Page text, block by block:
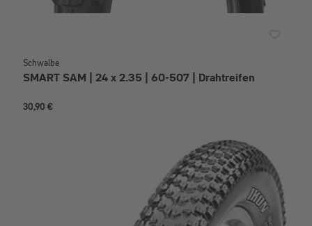
Schwalbe
SMART SAM | 24 x 2.35 | 60-507 | Drahtreifen
30,90 €